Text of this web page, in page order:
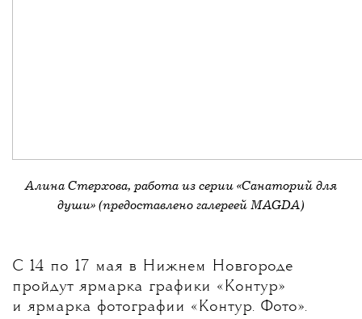
Алина Стерхова, работа из серии «Санаторий для
души» (предоставлено галереей MAGDA)
С 14 по 17 мая в Нижнем Новгороде
пройдут ярмарка графики «Контур»
и ярмарка фотографии «Контур. Фото».